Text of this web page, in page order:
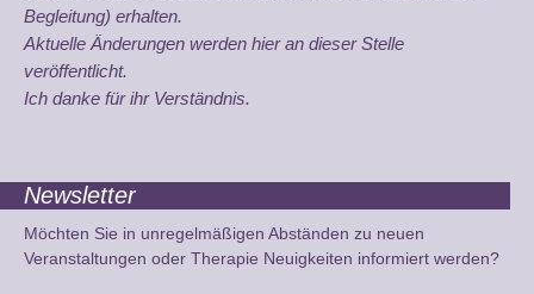
Begleitung) erhalten.
Aktuelle Änderungen werden hier an dieser Stelle
veröffentlicht.
Ich danke für ihr Verständnis.
Newsletter
Möchten Sie in unregelmäßigen Abständen zu neuen
Veranstaltungen oder Therapie Neuigkeiten informiert werden?